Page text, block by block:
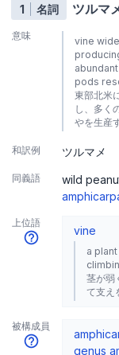
1 名詞 ツルマ
意味
vine
pods
東部北米
し、多く
やを生産
和訳例 ツルマメ
同義語 wild
上位語
vine
a
茎が弱
て支え
被構成員
genus